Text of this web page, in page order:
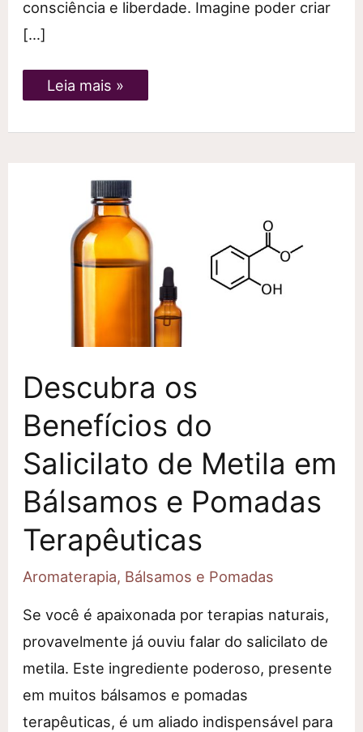
consciência e liberdade. Imagine poder criar
[…]
Curso
de
e
Massagem
Recife
Leia mais »
Descubra os
Benefícios do
Salicilato de Metila em
Bálsamos e Pomadas
Terapêuticas
Aromaterapia, Bálsamos e Pomadas
Se você é apaixonada por terapias naturais,
provavelmente já ouviu falar do salicilato de
metila. Este ingrediente poderoso, presente
em muitos bálsamos e pomadas
terapêuticas, é um aliado indispensável para